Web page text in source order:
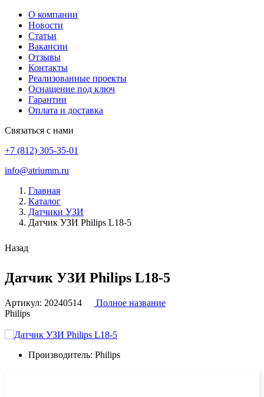
О компании
Новости
Статьи
Вакансии
Отзывы
Контакты
Реализованные проекты
Оснащение под ключ
Гарантии
Оплата и доставка
Связаться с нами
+7 (812) 305-35-01
info@atriumm.ru
Главная
Каталог
Датчики УЗИ
Датчик УЗИ Philips L18-5
Назад
Датчик УЗИ Philips L18-5
Артикул: 20240514
Полное название
Philips
Производитель: Philips